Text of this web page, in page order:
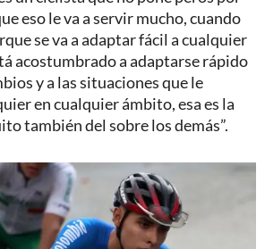
eso le va a servir mucho, cuando
se va a adaptar fácil a cualquier
acostumbrado a adaptarse rápido
y a las situaciones que le
en cualquier ámbito, esa es la
también del sobre los demás”.